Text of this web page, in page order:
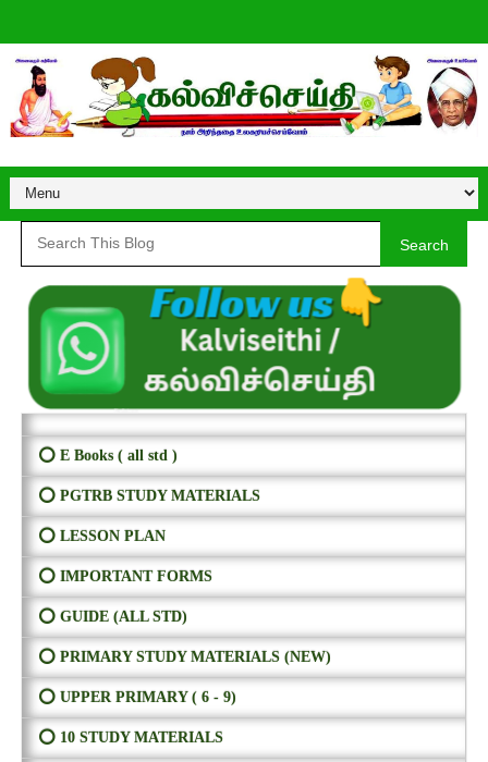
Search
⭕ E Books ( all std )
⭕ PGTRB STUDY MATERIALS
⭕ LESSON PLAN
⭕ IMPORTANT FORMS
⭕ GUIDE (ALL STD)
⭕ PRIMARY STUDY MATERIALS (NEW)
⭕ UPPER PRIMARY ( 6 - 9)
⭕ 10 STUDY MATERIALS